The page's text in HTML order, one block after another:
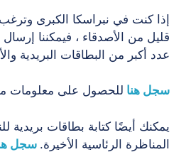
إذا كنت في نبراسكا الكبرى
قليل من الأصدقاء ، فيمكننا
عدد أكبر من البطاقات البريدية
سجل هنا للحصول على معلومات
يمكنك أيضًا كتابة بطاقات بريدية
المناظرة الرئاسية الأخيرة. سجل